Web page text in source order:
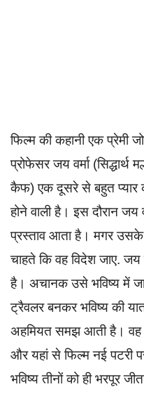
फिल्म की कहानी एक प्रेमी
प्रोफेसर जय वर्मा (सिद्धार्थ
कैफ) एक दूसरे से बहुत प्यार
होने वाली है। इस दौरान जय
प्रस्ताव आता है। मगर उसके
चाहते कि वह विदेश जाए. जय
है। अचानक उसे भविष्य में
ट्रैवलर बनकर भविष्य की
अहमियत समझ आती है। वह
और यहां से फिल्म नई
भविष्य तीनों को ही भरपूर